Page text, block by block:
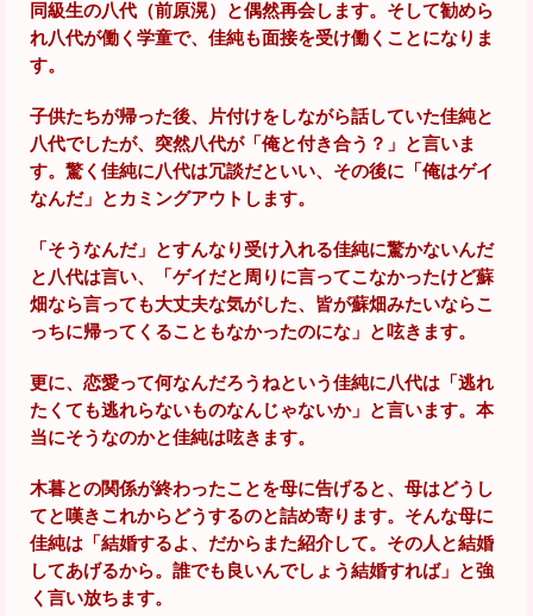
同級生の八代（前原滉）と偶然再会します。そして勧めら
れ八代が働く学童で、佳純も面接を受け働くことになりま
す。
子供たちが帰った後、片付けをしながら話していた佳純と
八代でしたが、突然八代が「俺と付き合う？」と言いま
す。驚く佳純に八代は冗談だといい、その後に「俺はゲイ
なんだ」とカミングアウトします。
「そうなんだ」とすんなり受け入れる佳純に驚かないんだ
と八代は言い、「ゲイだと周りに言ってこなかったけど蘇
畑なら言っても大丈夫な気がした、皆が蘇畑みたいならこ
っちに帰ってくることもなかったのにな」と呟きます。
更に、恋愛って何なんだろうねという佳純に八代は「逃れ
たくても逃れらないものなんじゃないか」と言います。本
当にそうなのかと佳純は呟きます。
木暮との関係が終わったことを母に告げると、母はどうし
てと嘆きこれからどうするのと詰め寄ります。そんな母に
佳純は「結婚するよ、だからまた紹介して。その人と結婚
してあげるから。誰でも良いんでしょう結婚すれば」と強
く言い放ちます。